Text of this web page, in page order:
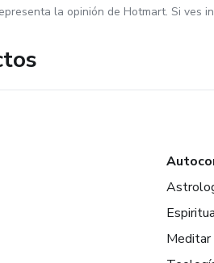
la opinión de Hotmart. Si ves
Meditar